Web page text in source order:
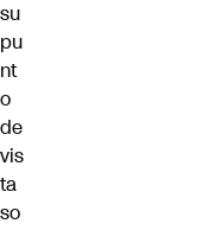
su
pu
nt
o
de
vis
ta
so